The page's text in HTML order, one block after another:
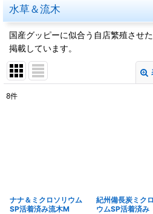
水草＆流木
国産グッピーに似合う自店繁殖させ
掲載しています。
絞り込む
8件
ナナ＆ミクロソリウム
SP活着済み流木M
紀州備長炭ミク
ウムSP活着済み